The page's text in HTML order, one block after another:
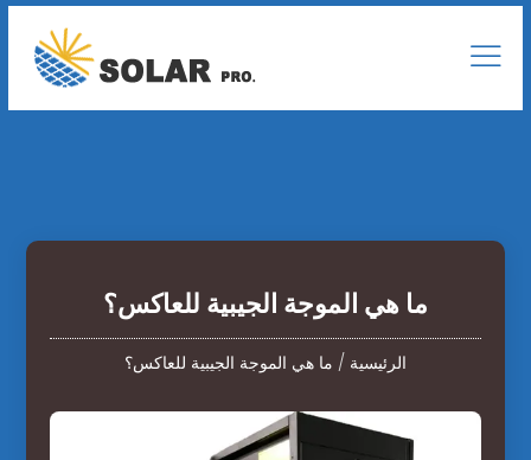
ما هي الموجة الجيبية للعاكس؟
الرئيسية / ما هي الموجة الجيبية للعاكس؟